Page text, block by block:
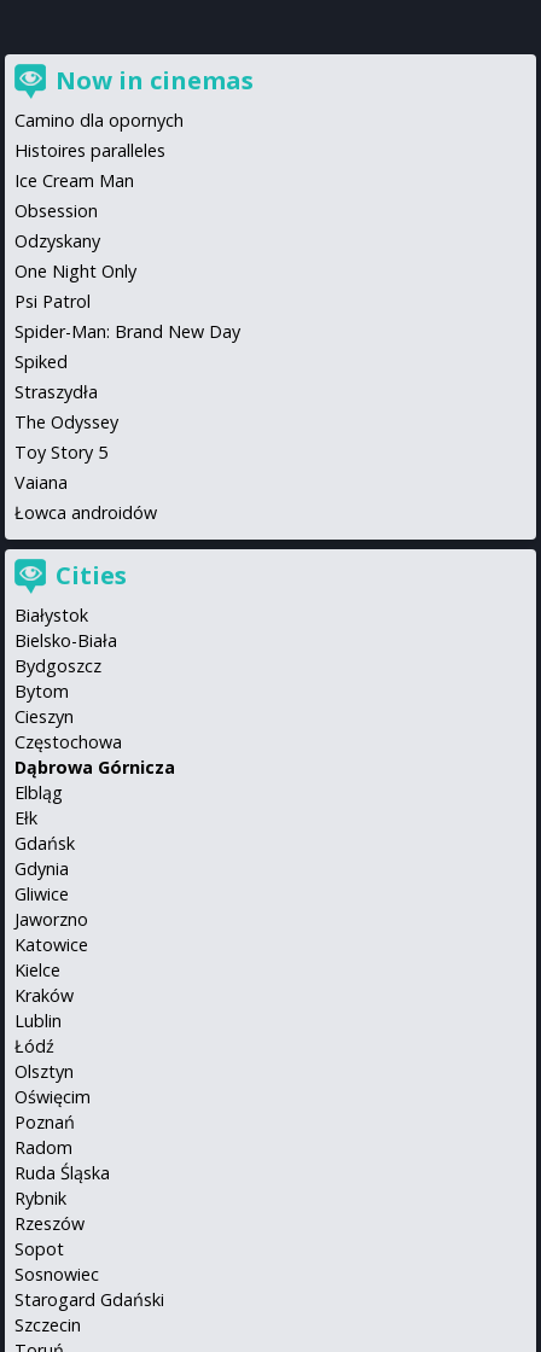
Now in cinemas
Camino dla opornych
Histoires paralleles
Ice Cream Man
Obsession
Odzyskany
One Night Only
Psi Patrol
Spider-Man: Brand New Day
Spiked
Straszydła
The Odyssey
Toy Story 5
Vaiana
Łowca androidów
Cities
Białystok
Bielsko-Biała
Bydgoszcz
Bytom
Cieszyn
Częstochowa
Dąbrowa Górnicza
Elbląg
Ełk
Gdańsk
Gdynia
Gliwice
Jaworzno
Katowice
Kielce
Kraków
Lublin
Łódź
Olsztyn
Oświęcim
Poznań
Radom
Ruda Śląska
Rybnik
Rzeszów
Sopot
Sosnowiec
Starogard Gdański
Szczecin